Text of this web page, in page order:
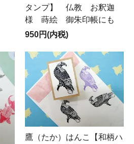
タンプ】 仏教 お釈迦
様 蒔絵 御朱印帳にも
950円(内税)
鷹（たか）はんこ【和柄ハ